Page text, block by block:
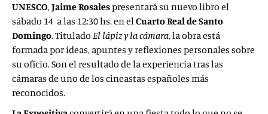
UNESCO,Jaime Rosalespresentará su nuevo libro el
sábado 14 a las 12:30 hs. en elCuarto Real de Santo
Domingo. Titulado El lápiz y la cámara, la obra está
formada por ideas, apuntes y reflexiones personales sobre
su oficio. Son el resultado de la experiencia tras las
cámaras de uno de los cineastas españoles más
reconocidos.